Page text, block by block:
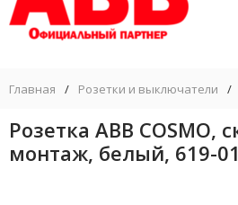
Главная / Розетки и выключатели /
Розетка ABB COSMO,
монтаж, белый, 619-